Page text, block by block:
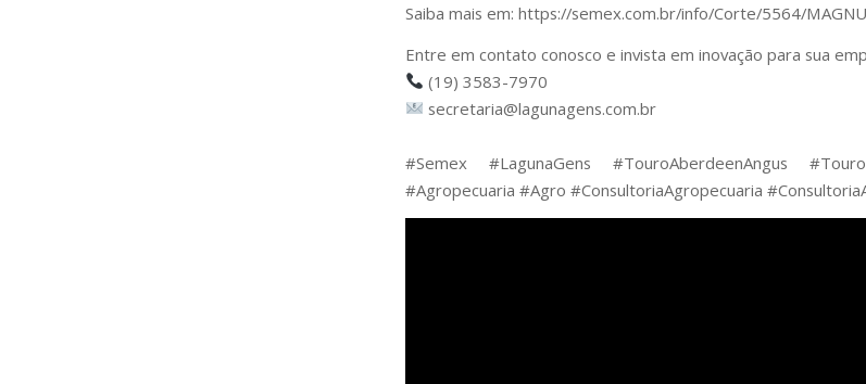
Saiba mais em: https://semex.com.br/info/Corte/5564/
Entre em contato conosco e invista em inovação para sua
(19) 3583-7970
secretaria@lagunagens.com.br
#Semex #LagunaGens #TouroAberdeenAngus
#Agropecuaria #Agro #ConsultoriaAgropecuaria